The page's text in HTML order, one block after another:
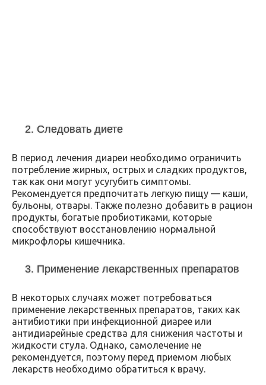
2. Следовать диете
В период лечения диареи необходимо ограничить
потребление жирных, острых и сладких продуктов,
так как они могут усугубить симптомы.
Рекомендуется предпочитать легкую пищу — каши,
бульоны, отвары. Также полезно добавить в рацион
продукты, богатые пробиотиками, которые
способствуют восстановлению нормальной
микрофлоры кишечника.
3. Применение лекарственных препаратов
В некоторых случаях может потребоваться
применение лекарственных препаратов, таких как
антибиотики при инфекционной диарее или
антидиарейные средства для снижения частоты и
жидкости стула. Однако, самолечение не
рекомендуется, поэтому перед приемом любых
лекарств необходимо обратиться к врачу.